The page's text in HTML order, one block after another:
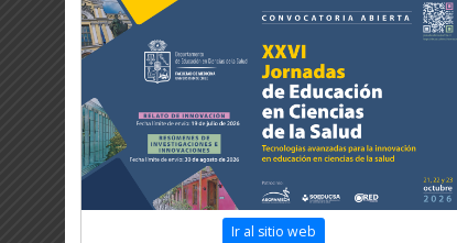
Ir al sitio web